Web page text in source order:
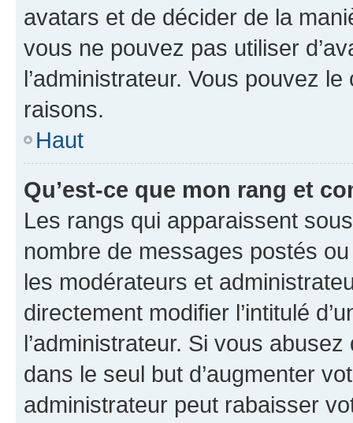
avatars et de décider de la
vous ne pouvez pas utiliser
l’administrateur. Vous pouvez
raisons.
Haut
Qu’est-ce que mon rang et
Les rangs qui apparaissent
nombre de messages postés
les modérateurs et
directement modifier l’intitulé
l’administrateur. Si vous
dans le seul but d’augmenter
administrateur peut rabaisser